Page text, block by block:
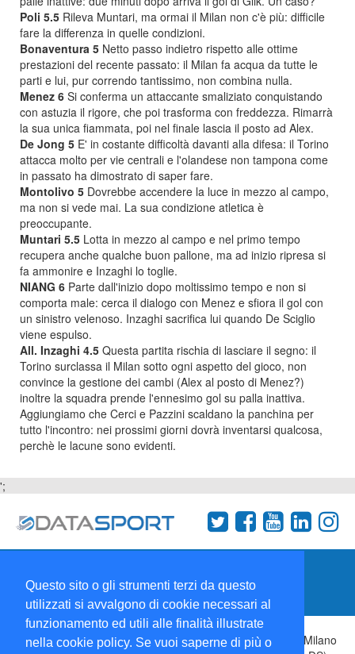
Questo sito o gli strumenti terzi da questo
utilizzati si avvalgono di cookie necessari al
funzionamento ed utili alle finalità illustrate
nella cookie policy. Se vuoi saperne di più o
Poli 5.5 Rileva Muntari, ma ormai il Milan non c'è più: difficile
fare la differenza in quelle condizioni.
Bonaventura 5 Netto passo indietro rispetto alle ottime
prestazioni del recente passato: il Milan fa acqua da tutte le
parti e lui, pur correndo tantissimo, non combina nulla.
Menez 6 Si conferma un attaccante smaliziato conquistando
con astuzia il rigore, che poi trasforma con freddezza. Rimarrà
la sua unica fiammata, poi nel finale lascia il posto ad Alex.
De Jong 5 E' in costante difficoltà davanti alla difesa: il Torino
attacca molto per vie centrali e l'olandese non tampona come
in passato ha dimostrato di saper fare.
Montolivo 5 Dovrebbe accendere la luce in mezzo al campo,
ma non si vede mai. La sua condizione atletica è
preoccupante.
Muntari 5.5 Lotta in mezzo al campo e nel primo tempo
recupera anche qualche buon pallone, ma ad inizio ripresa si
fa ammonire e Inzaghi lo toglie.
NIANG 6 Parte dall'inizio dopo moltissimo tempo e non si
comporta male: cerca il dialogo con Menez e sfiora il gol con
un sinistro velenoso. Inzaghi sacrifica lui quando De Sciglio
viene espulso.
All. Inzaghi 4.5 Questa partita rischia di lasciare il segno: il
Torino surclassa il Milan sotto ogni aspetto del gioco, non
convince la gestione dei cambi (Alex al posto di Menez?)
inoltre la squadra prende l'ennesimo gol su palla inattiva.
Aggiungiamo che Cerci e Pazzini scaldano la panchina per
tutto l'incontro: nei prossimi giorni dovrà inventarsi qualcosa,
perchè le lacune sono evidenti.
';
Collabora con noi
Copyright 1995-2026 © Wise Srl Via Palmanova 8 20132 Milano